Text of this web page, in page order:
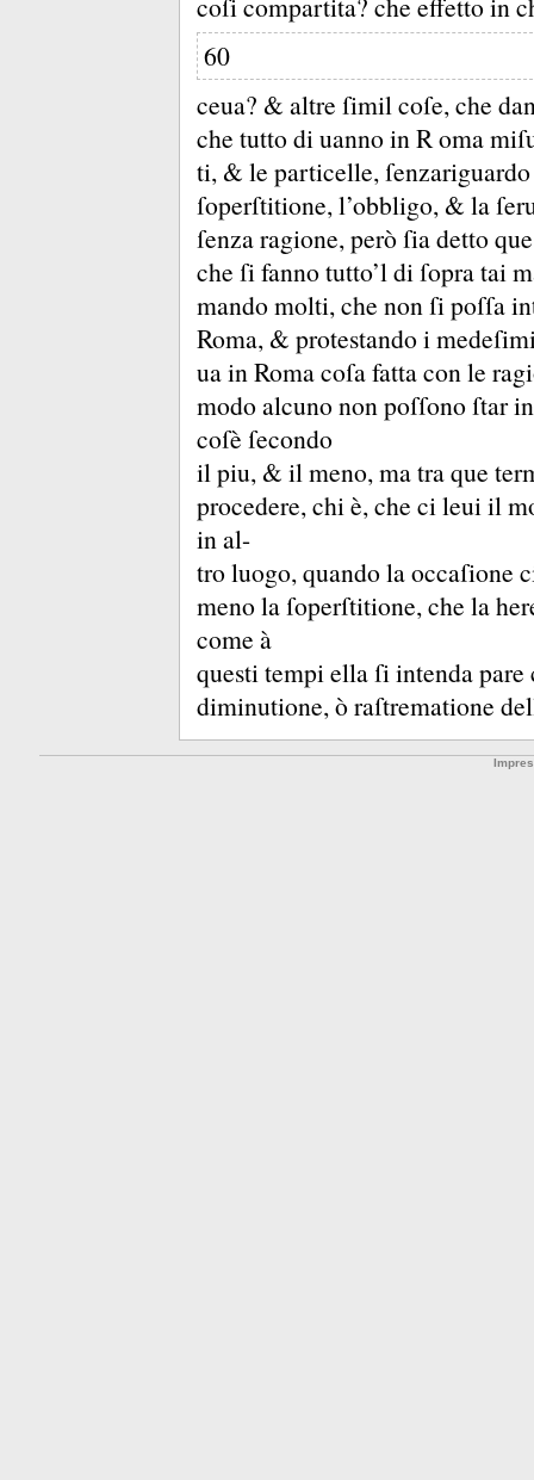
60
ceua? & altre ſimil coſe, che
che tutto di uanno in R oma
ti, & le particelle,
ſoperſtitione, l’obbligo, & la
ſenza ragione, però ſia detto
che ſi fanno tutto’l di ſopra tai
mando molti, che non ſi poſſa
Roma, & protestando i
ua in Roma coſa fatta con le
modo alcuno non poſſono ſtar
coſè ſecondo
il piu, & il meno, ma tra que
procedere, chi è, che ci leui il
in al-
tro luogo, quando la occaſione
meno la ſoperſtitione, che la
come à
questi tempi ella ſi intenda
diminutione, ò raſtrematione